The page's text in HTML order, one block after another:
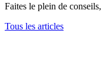
Faites le plein de
Tous les articles